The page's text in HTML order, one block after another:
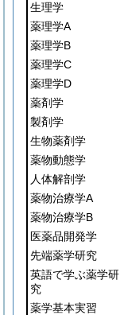
生理学
薬理学A
薬理学B
薬理学C
薬理学D
薬剤学
製剤学
生物薬剤学
薬物動態学
人体解剖学
薬物治療学A
薬物治療学B
医薬品開発学
先端薬学研究
英語で学ぶ薬学研
究
薬学基本実習